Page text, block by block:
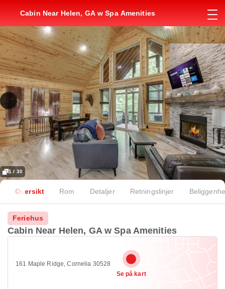
Cabin Near Helen, GA w Spa Amenities
1 / 30
Oversikt Rom Detaljer Retningslinjer
Feriehus
Cabin Near Helen, GA w Spa Amenities
161 Maple Ridge, Cornelia 30528
Se på kart